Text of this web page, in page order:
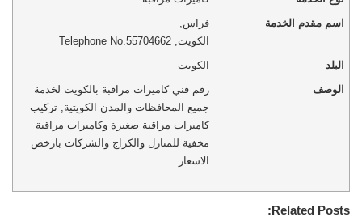
اسم مقدم الخدمة
فراس,
الكويت,
البلد
الكويت
الوصف
رقم فني كاميرات مراقبة بالكويت لخدمة
جميع المحافظات والمدن الكويتية, تركيب
كاميرات مراقبة صغيرة وكاميرات مراقبة
مخفية للمنازل والكراج والشركات بارخص
الاسعار
Related Posts: